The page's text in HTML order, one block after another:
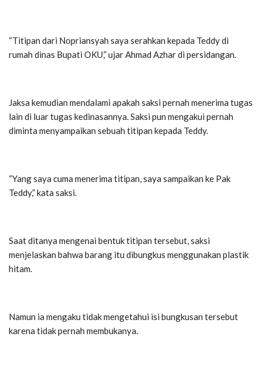
“Titipan dari Nopriansyah saya serahkan kepada Teddy di
rumah dinas Bupati OKU,” ujar Ahmad Azhar di persidangan.
Jaksa kemudian mendalami apakah saksi pernah menerima tugas
lain di luar tugas kedinasannya. Saksi pun mengakui pernah
diminta menyampaikan sebuah titipan kepada Teddy.
“Yang saya cuma menerima titipan, saya sampaikan ke Pak
Teddy,” kata saksi.
Saat ditanya mengenai bentuk titipan tersebut, saksi
menjelaskan bahwa barang itu dibungkus menggunakan plastik
hitam.
Namun ia mengaku tidak mengetahui isi bungkusan tersebut
karena tidak pernah membukanya.